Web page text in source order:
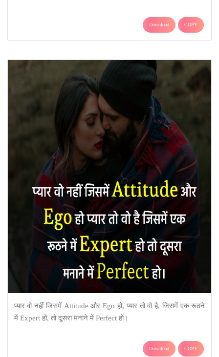
Download COPY
प्यार वो नहीं जिसमें Attitude और Ego हो, प्यार तो वो है, जिसमें एक रूठने
में Expert हो, तो दूसरा मनाने में Perfect हो।
Download COPY